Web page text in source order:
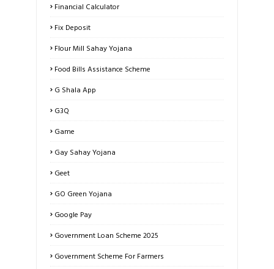
Financial Calculator
Fix Deposit
Flour Mill Sahay Yojana
Food Bills Assistance Scheme
G Shala App
G3Q
Game
Gay Sahay Yojana
Geet
GO Green Yojana
Google Pay
Government Loan Scheme 2025
Government Scheme For Farmers